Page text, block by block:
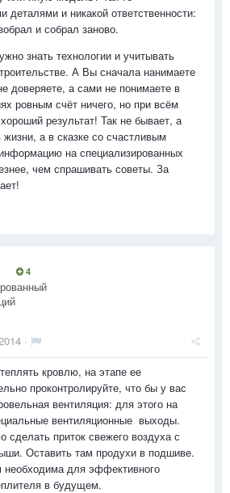
деталями и никакой ответственности:
и собрал заново.
знать технологии и учитывать
А Вы сначала нанимаете
доверяете, а сами не понимаете в
ровным счёт ничего, но при всём
результат! Так не бывает, а
а в сказке со счастливым
на специализированных
чем спрашивать советы. За
4
·
кровлю, на этапе ее
проконтролируйте, что бы у вас
вентиляция: для этого на
вентиляционные выходы.
сделать приток свежего воздуха с
Оставить там продухи в подшиве.
необходима для эффективного
в будущем.